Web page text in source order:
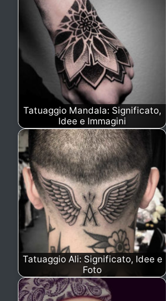
Tatuaggio Mandala: Significato,
Idee e Immagini
Tatuaggio Ali: Significato, Idee e
Foto